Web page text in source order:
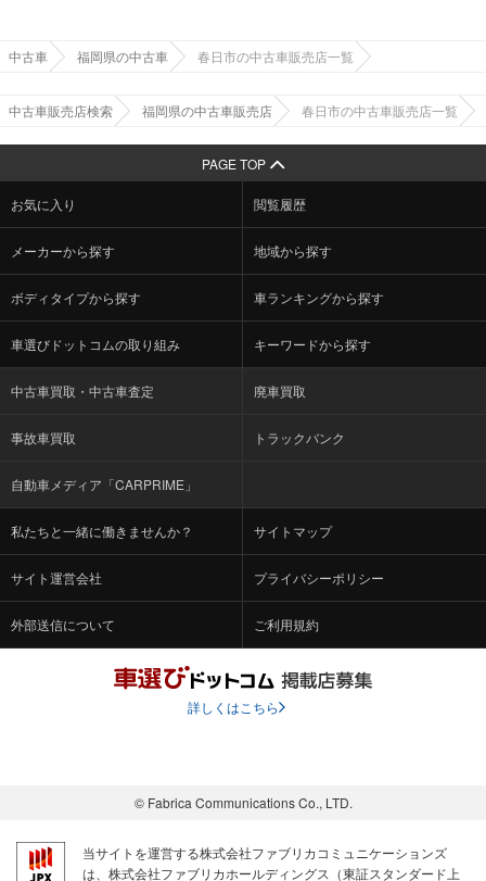
中古車 福岡県の中古車 春日市の中古車販売店一覧
中古車販売店検索 福岡県の中古車販売店 春日市の中古車販売店一覧
PAGE TOP
お気に入り 閲覧履歴
メーカーから探す 地域から探す
ボディタイプから探す 車ランキングから探す
車選びドットコムの取り組み キーワードから探す
中古車買取・中古車査定 廃車買取
事故車買取 トラックバンク
自動車メディア「CARPRIME」
私たちと一緒に働きませんか？ サイトマップ
サイト運営会社 プライバシーポリシー
外部送信について ご利用規約
詳しくはこちら
© Fabrica Communications Co., LTD.
当サイトを運営する株式会社ファブリカコミュニケーションズ
は、株式会社ファブリカホールディングス（東証スタンダード上